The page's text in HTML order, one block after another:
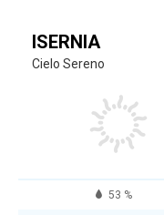
ISERNIA
Cielo Sereno
53 %